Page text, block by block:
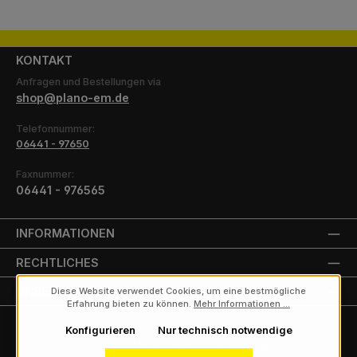
KONTAKT
Anfragen und Bestellungen via
shop@plano-em.de
Telefonnummer:
06441 - 97650
Faxnummer:
06441 - 976565
INFORMATIONEN
RECHTLICHES
UNSERE PARTNER
Diese Website verwendet Cookies, um eine bestmögliche
Erfahrung bieten zu können. Mehr Informationen ...
Nur technisch notwendige
Konfigurieren